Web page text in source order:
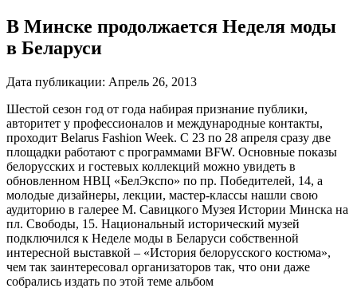
В Минске продолжается Неделя моды
в Беларуси
Дата публикации: Апрель 26, 2013
Шестой сезон год от года набирая признание публики,
авторитет у профессионалов и международные контакты,
проходит Belarus Fashion Week. С 23 по 28 апреля сразу две
площадки работают с программами BFW. Основные показы
белорусских и гостевых коллекций можно увидеть в
обновленном НВЦ «БелЭкспо» по пр. Победителей, 14, а
молодые дизайнеры, лекции, мастер-классы нашли свою
аудиторию в галерее М. Савицкого Музея Истории Минска на
пл. Свободы, 15. Национальный исторический музей
подключился к Неделе моды в Беларуси собственной
интересной выставкой – «История белорусского костюма»,
чем так заинтересовал организаторов так, что они даже
собрались издать по этой теме альбом